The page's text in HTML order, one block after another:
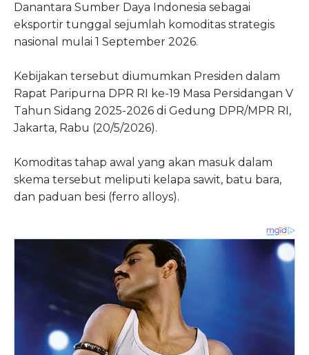
Danantara Sumber Daya Indonesia sebagai
eksportir tunggal sejumlah komoditas strategis
nasional mulai 1 September 2026.
Kebijakan tersebut diumumkan Presiden dalam
Rapat Paripurna DPR RI ke-19 Masa Persidangan V
Tahun Sidang 2025-2026 di Gedung DPR/MPR RI,
Jakarta, Rabu (20/5/2026).
Komoditas tahap awal yang akan masuk dalam
skema tersebut meliputi kelapa sawit, batu bara,
dan paduan besi (ferro alloys).